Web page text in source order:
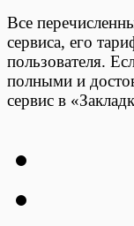
Все
сервиса, его
пользователя.
полными и
сервис в